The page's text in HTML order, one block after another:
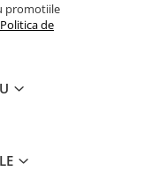
promotiile
Politica de